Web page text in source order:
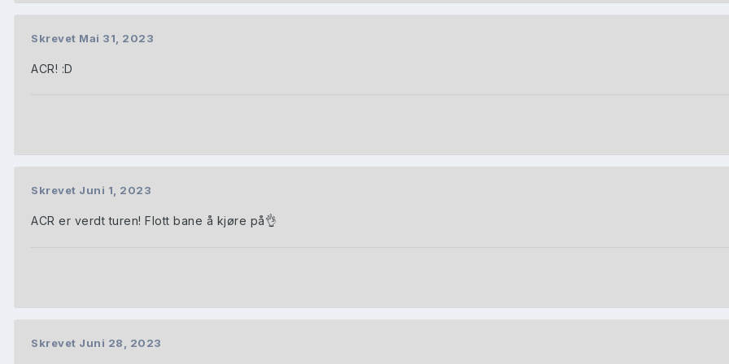
Skrevet Mai 31, 2023
ACR! :D
Skrevet Juni 1, 2023
ACR er verdt turen! Flott bane å kjøre på 👌
Skrevet Juni 28, 2023